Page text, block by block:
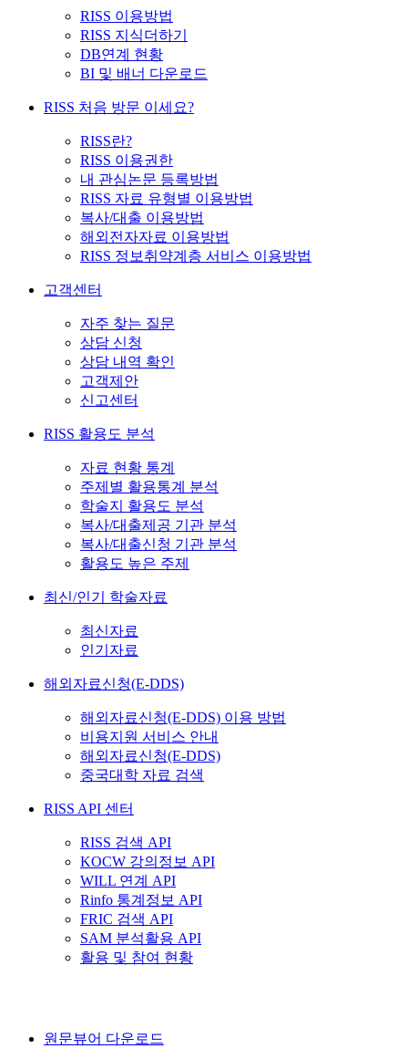
RISS 이용방법
RISS 지식더하기
DB연계 현황
BI 및 배너 다운로드
RISS 처음 방문 이세요?
RISS란?
RISS 이용권한
내 관심논문 등록방법
RISS 자료 유형별 이용방법
복사/대출 이용방법
해외전자자료 이용방법
RISS 정보취약계층 서비스 이용방법
고객센터
자주 찾는 질문
상담 신청
상담 내역 확인
고객제안
신고센터
RISS 활용도 분석
자료 현황 통계
주제별 활용통계 분석
학술지 활용도 분석
복사/대출제공 기관 분석
복사/대출신청 기관 분석
활용도 높은 주제
최신/인기 학술자료
최신자료
인기자료
해외자료신청(E-DDS)
해외자료신청(E-DDS) 이용 방법
비용지원 서비스 안내
해외자료신청(E-DDS)
중국대학 자료 검색
RISS API 센터
RISS 검색 API
KOCW 강의정보 API
WILL 연계 API
Rinfo 통계정보 API
FRIC 검색 API
SAM 분석활용 API
활용 및 참여 현황
원문뷰어 다운로드